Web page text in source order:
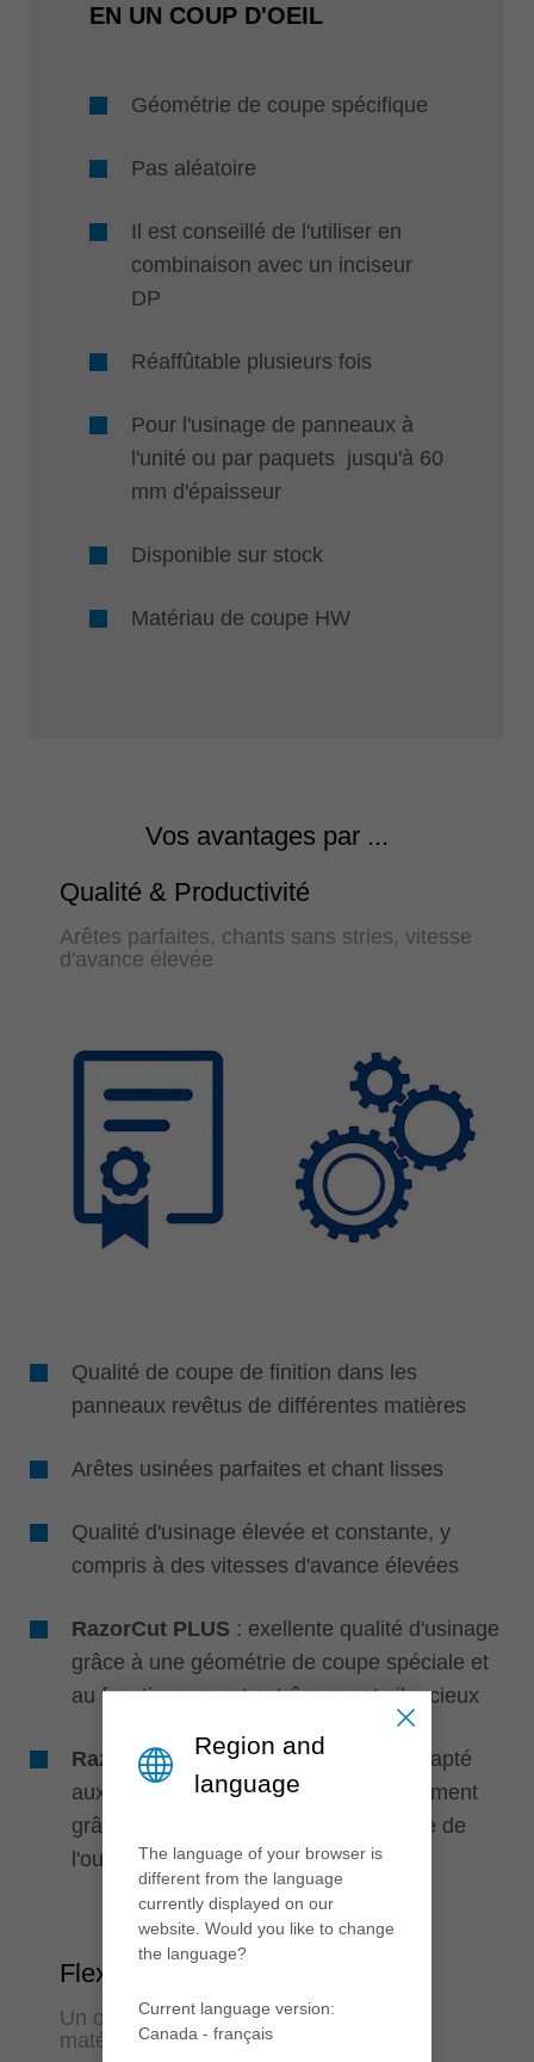
EN UN COUP D'OEIL
Géométrie de coupe spécifique
Pas aléatoire
Il est conseillé de l'utiliser en
combinaison avec un inciseur
DP
Réaffûtable plusieurs fois
Pour l'usinage de panneaux à
l'unité ou par paquets jusqu'à 60
mm d'épaisseur
Disponible sur stock
Matériau de coupe HW
Vos avantages par ...
Qualité & Productivité
Arêtes parfaites, chants sans stries, vitesse
d'avance élevée
Qualité de coupe de finition dans les
panneaux revêtus de différentes matières
Arêtes usinées parfaites et chant lisses
Qualité d'usinage élevée et constante, y
compris à des vitesses d'avance élevées
RazorCut PLUS : exellente qualité d'usinage
grâce à une géométrie de coupe spéciale et
au fonctionnement extrêmement silencieux
RazorCut PLUS: particulièrement adapté
aux lignes de production à haut rendement
grâce à une tenue de coupe maximale de
l'outil
Flexibilité
Un outil pour la grande diversité de
matériaux
Region and
language
The language of your browser is
different from the language
currently displayed on our
website. Would you like to change
the language?
Current language version:
Canada - français